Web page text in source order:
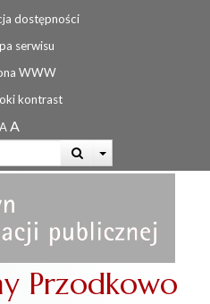
dostępności
serwisu
WWW
kontrast
Przodkowo